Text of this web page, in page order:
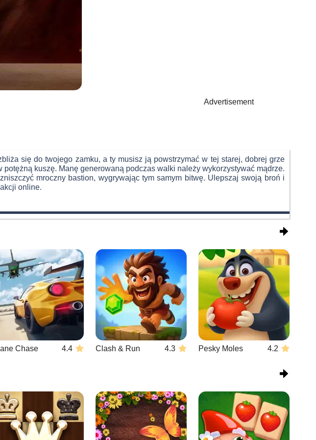
Advertisement
się do twojego zamku, a ty musisz ją powstrzymać w tej starej, dobrej grze
kuszę. Manę generowaną podczas walki należy wykorzystywać mądrze.
mroczny bastion, wygrywając tym samym bitwę. Ulepszaj swoją broń i
online.
Chase 4.4 Clash & Run 4.3 Pesky Moles 4.2